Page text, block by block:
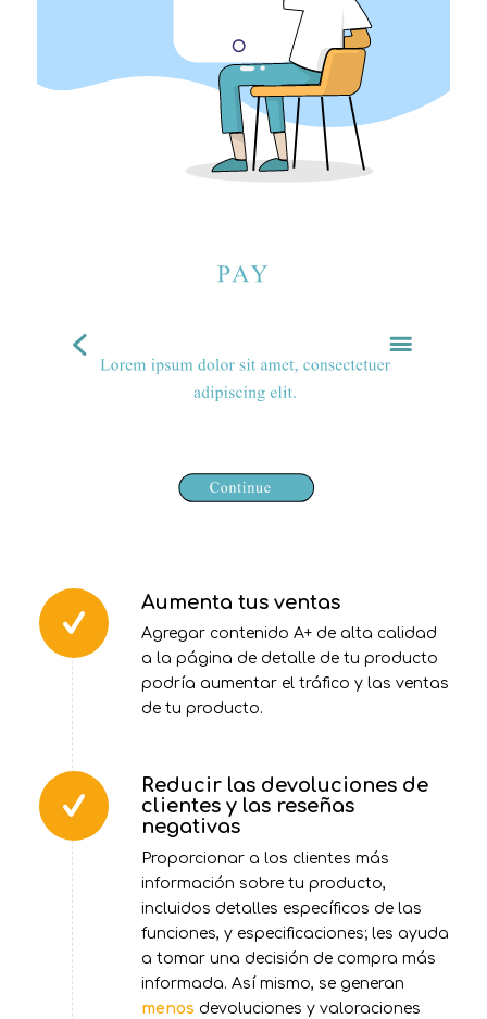
Aumenta tus ventas
Agregar contenido A+ de alta calidad
a la página de detalle de tu producto
podría aumentar el tráfico y las ventas
de tu producto.
Reducir las devoluciones de
clientes y las reseñas
negativas
Proporcionar a los clientes más
información sobre tu producto,
incluidos detalles específicos de las
funciones, y especificaciones; les ayuda
a tomar una decisión de compra más
informada. Así mismo, se generan
menos devoluciones y valoraciones